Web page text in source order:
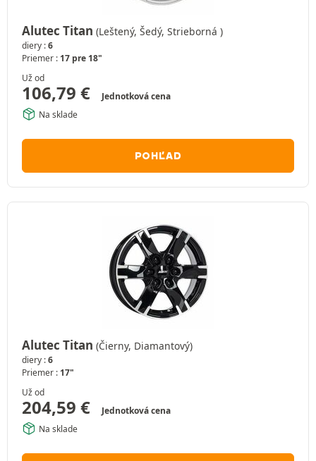
Alutec Titan (Leštený, Šedý, Strieborná )
diery :6
Priemer : 17 pre 18"
Už od
106,79 €
Jednotková cena
Na sklade
POHĽAD
Alutec Titan (Čierny, Diamantový)
diery :6
Priemer : 17"
Už od
204,59 €
Jednotková cena
Na sklade